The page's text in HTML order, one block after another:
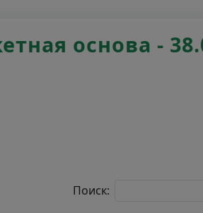
основа -
Поиск: